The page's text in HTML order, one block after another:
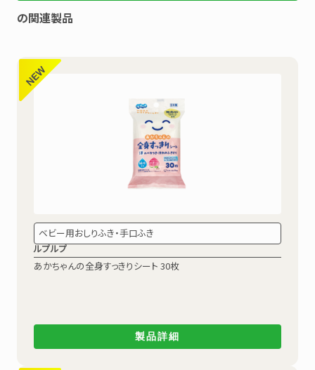
の関連製品
ベビー用おしりふき・手口ふき
ルプルプ
あかちゃんの全身すっきりシート 30枚
製品詳細